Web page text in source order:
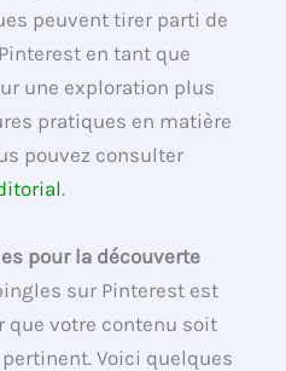
peuvent tirer parti de
en tant que
une exploration plus
pratiques en matière
pouvez consulter
.
pour la découverte
sur Pinterest est
que votre contenu soit
Voici quelques